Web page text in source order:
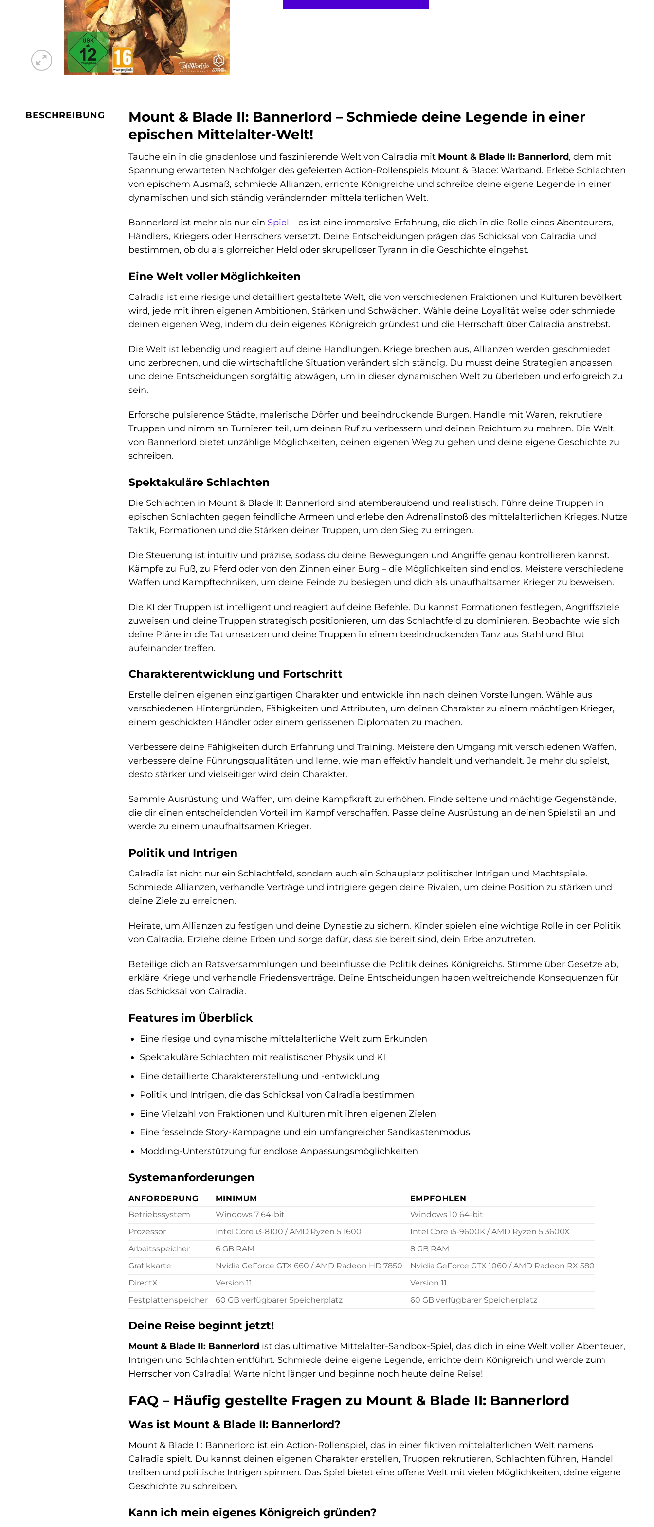
BESCHREIBUNG
Mount & Blade II: Bannerlord – Schmiede deine Legende in einer
epischen Mittelalter-Welt!
Tauche ein in die gnadenlose und faszinierende Welt von Calradia mit Mount & Blade II: Bannerlord, dem mit
Spannung erwarteten Nachfolger des gefeierten Action-Rollenspiels Mount & Blade: Warband. Erlebe Schlachten
von epischem Ausmaß, schmiede Allianzen, errichte Königreiche und schreibe deine eigene Legende in einer
dynamischen und sich ständig verändernden mittelalterlichen Welt.
Bannerlord ist mehr als nur ein Spiel – es ist eine immersive Erfahrung, die dich in die Rolle eines Abenteurers,
Händlers, Kriegers oder Herrschers versetzt. Deine Entscheidungen prägen das Schicksal von Calradia und
bestimmen, ob du als glorreicher Held oder skrupelloser Tyrann in die Geschichte eingehst.
Eine Welt voller Möglichkeiten
Calradia ist eine riesige und detailliert gestaltete Welt, die von verschiedenen Fraktionen und Kulturen bevölkert
wird, jede mit ihren eigenen Ambitionen, Stärken und Schwächen. Wähle deine Loyalität weise oder schmiede
deinen eigenen Weg, indem du dein eigenes Königreich gründest und die Herrschaft über Calradia anstrebst.
Die Welt ist lebendig und reagiert auf deine Handlungen. Kriege brechen aus, Allianzen werden geschmiedet
und zerbrechen, und die wirtschaftliche Situation verändert sich ständig. Du musst deine Strategien anpassen
und deine Entscheidungen sorgfältig abwägen, um in dieser dynamischen Welt zu überleben und erfolgreich zu
sein.
Erforsche pulsierende Städte, malerische Dörfer und beeindruckende Burgen. Handle mit Waren, rekrutiere
Truppen und nimm an Turnieren teil, um deinen Ruf zu verbessern und deinen Reichtum zu mehren. Die Welt
von Bannerlord bietet unzählige Möglichkeiten, deinen eigenen Weg zu gehen und deine eigene Geschichte zu
schreiben.
Spektakuläre Schlachten
Die Schlachten in Mount & Blade II: Bannerlord sind atemberaubend und realistisch. Führe deine Truppen in
epischen Schlachten gegen feindliche Armeen und erlebe den Adrenalinstoß des mittelalterlichen Krieges. Nutze
Taktik, Formationen und die Stärken deiner Truppen, um den Sieg zu erringen.
Die Steuerung ist intuitiv und präzise, sodass du deine Bewegungen und Angriffe genau kontrollieren kannst.
Kämpfe zu Fuß, zu Pferd oder von den Zinnen einer Burg – die Möglichkeiten sind endlos. Meistere verschiedene
Waffen und Kampftechniken, um deine Feinde zu besiegen und dich als unaufhaltsamer Krieger zu beweisen.
Die KI der Truppen ist intelligent und reagiert auf deine Befehle. Du kannst Formationen festlegen, Angriffsziele
zuweisen und deine Truppen strategisch positionieren, um das Schlachtfeld zu dominieren. Beobachte, wie sich
deine Pläne in die Tat umsetzen und deine Truppen in einem beeindruckenden Tanz aus Stahl und Blut
aufeinander treffen.
Charakterentwicklung und Fortschritt
Erstelle deinen eigenen einzigartigen Charakter und entwickle ihn nach deinen Vorstellungen. Wähle aus
verschiedenen Hintergründen, Fähigkeiten und Attributen, um deinen Charakter zu einem mächtigen Krieger,
einem geschickten Händler oder einem gerissenen Diplomaten zu machen.
Verbessere deine Fähigkeiten durch Erfahrung und Training. Meistere den Umgang mit verschiedenen Waffen,
verbessere deine Führungsqualitäten und lerne, wie man effektiv handelt und verhandelt. Je mehr du spielst,
desto stärker und vielseitiger wird dein Charakter.
Sammle Ausrüstung und Waffen, um deine Kampfkraft zu erhöhen. Finde seltene und mächtige Gegenstände,
die dir einen entscheidenden Vorteil im Kampf verschaffen. Passe deine Ausrüstung an deinen Spielstil an und
werde zu einem unaufhaltsamen Krieger.
Politik und Intrigen
Calradia ist nicht nur ein Schlachtfeld, sondern auch ein Schauplatz politischer Intrigen und Machtspiele.
Schmiede Allianzen, verhandle Verträge und intrigiere gegen deine Rivalen, um deine Position zu stärken und
deine Ziele zu erreichen.
Heirate, um Allianzen zu festigen und deine Dynastie zu sichern. Kinder spielen eine wichtige Rolle in der Politik
von Calradia. Erziehe deine Erben und sorge dafür, dass sie bereit sind, dein Erbe anzutreten.
Beteilige dich an Ratsversammlungen und beeinflusse die Politik deines Königreichs. Stimme über Gesetze ab,
erkläre Kriege und verhandle Friedensverträge. Deine Entscheidungen haben weitreichende Konsequenzen für
das Schicksal von Calradia.
Features im Überblick
Eine riesige und dynamische mittelalterliche Welt zum Erkunden
Spektakuläre Schlachten mit realistischer Physik und KI
Eine detaillierte Charaktererstellung und -entwicklung
Politik und Intrigen, die das Schicksal von Calradia bestimmen
Eine Vielzahl von Fraktionen und Kulturen mit ihren eigenen Zielen
Eine fesselnde Story-Kampagne und ein umfangreicher Sandkastenmodus
Modding-Unterstützung für endlose Anpassungsmöglichkeiten
Systemanforderungen
ANFORDERUNG MINIMUM
EMPFOHLEN
Betriebssystem
Windows 7 64-bit
Windows 10 64-bit
Prozessor
Intel Core i3-8100 / AMD Ryzen 5 1600
Intel Core i5-9600K / AMD Ryzen 5 3600X
Arbeitsspeicher
6 GB RAM
8 GB RAM
Grafikkarte
Nvidia GeForce GTX 660 / AMD Radeon HD 7850
Nvidia GeForce GTX 1060 / AMD Radeon RX 580
DirectX
Version 11
Version 11
Festplattenspeicher
60 GB verfügbarer Speicherplatz 60 GB verfügbarer Speicherplatz
Deine Reise beginnt jetzt!
Mount & Blade II: Bannerlordist das ultimative Mittelalter-Sandbox-Spiel, das dich in eine Welt voller Abenteuer,
Intrigen und Schlachten entführt. Schmiede deine eigene Legende, errichte dein Königreich und werde zum
Herrscher von Calradia! Warte nicht länger und beginne noch heute deine Reise!
FAQ – Häufig gestellte Fragen zu Mount & Blade II: Bannerlord
Was ist Mount & Blade II: Bannerlord?
Mount & Blade II: Bannerlord ist ein Action-Rollenspiel, das in einer fiktiven mittelalterlichen Welt namens
Calradia spielt. Du kannst deinen eigenen Charakter erstellen, Truppen rekrutieren, Schlachten führen, Handel
treiben und politische Intrigen spinnen. Das Spiel bietet eine offene Welt mit vielen Möglichkeiten, deine eigene
Geschichte zu schreiben.
Kann ich mein eigenes Königreich gründen?